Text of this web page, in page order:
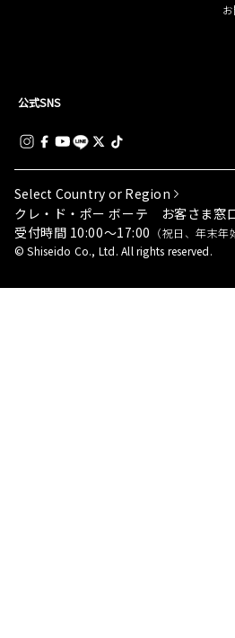
公式SNS
Select Country or Region
クレ・ド・ポー ボーテ お客さま窓
受付時間 10:00～17:00 （祝日、年末
© Shiseido Co., Ltd. All rights reserved.